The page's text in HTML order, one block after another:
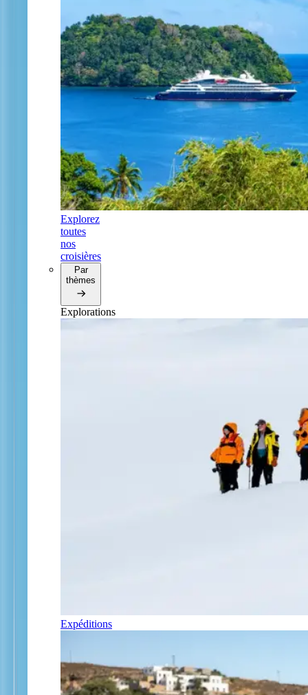
Explorez
toutes
nos
croisières
Par
thèmes
Explorations
Expéditions